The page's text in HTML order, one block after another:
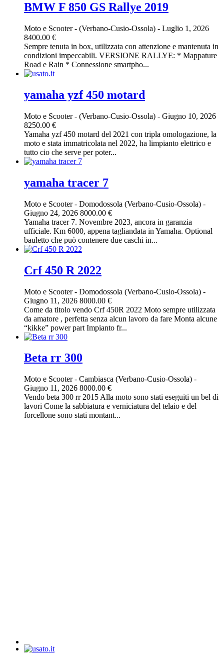
BMW F 850 GS Rallye 2019
Moto e Scooter- (Verbano-Cusio-Ossola) - Luglio 1, 2026
8400.00 €
Sempre tenuta in box, utilizzata con attenzione e mantenuta in
condizioni impeccabili. VERSIONE RALLYE: * Mappature
Road e Rain * Connessione smartpho...
yamaha yzf 450 motard
Moto e Scooter- (Verbano-Cusio-Ossola) - Giugno 10, 2026
8250.00 €
Yamaha yzf 450 motard del 2021 con tripla omologazione, la
moto e stata immatricolata nel 2022, ha limpianto elettrico e
tutto cio che serve per poter...
yamaha tracer 7
Moto e Scooter- Domodossola (Verbano-Cusio-Ossola) -
Giugno 24, 2026 8000.00 €
Yamaha tracer 7. Novembre 2023, ancora in garanzia
ufficiale. Km 6000, appena tagliandata in Yamaha. Optional
bauletto che può contenere due caschi in...
Crf 450 R 2022
Moto e Scooter- Domodossola (Verbano-Cusio-Ossola) -
Giugno 11, 2026 8000.00 €
Come da titolo vendo Crf 450R 2022 Moto sempre utilizzata
da amatore , perfetta senza alcun lavoro da fare Monta alcune
“kikke” power part Impianto fr...
Beta rr 300
Moto e Scooter- Cambiasca (Verbano-Cusio-Ossola) -
Giugno 11, 2026 8000.00 €
Vendo beta 300 rr 2015 Alla moto sono stati eseguiti un bel di
lavori Come la sabbiatura e verniciatura del telaio e del
forcellone sono stati montant...